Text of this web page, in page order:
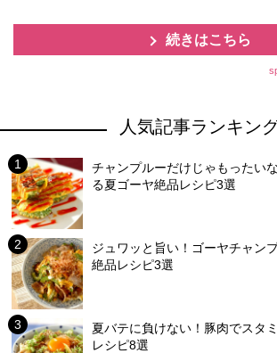
続きはこちら
人気記事ランキン
チャンプルーだけじゃもったい
る夏ゴーヤ絶品レシピ3選
ジュワッと旨い！ゴーヤチャン
絶品レシピ3選
夏バテに負けない！豚肉でスタ
レシピ8選